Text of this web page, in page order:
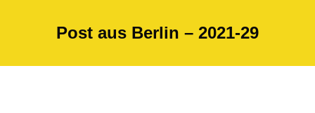
Post aus Berlin – 2021-29